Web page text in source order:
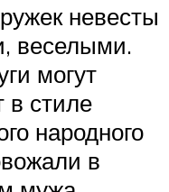
невесты
веселыми.
могут
в стиле
народного
в